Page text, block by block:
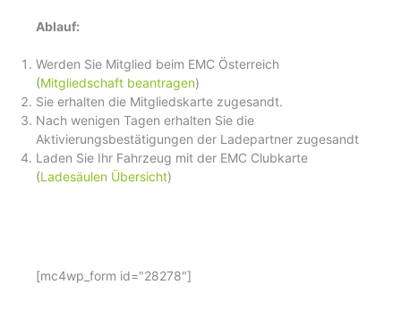
Ablauf:
Werden Sie Mitglied beim EMC Österreich
(Mitgliedschaft beantragen)
Sie erhalten die Mitgliedskarte zugesandt.
Nach wenigen Tagen erhalten Sie die
Aktivierungsbestätigungen der Ladepartner zugesandt
Laden Sie Ihr Fahrzeug mit der EMC Clubkarte
(Ladesäulen Übersicht)
[mc4wp_form id="28278"]